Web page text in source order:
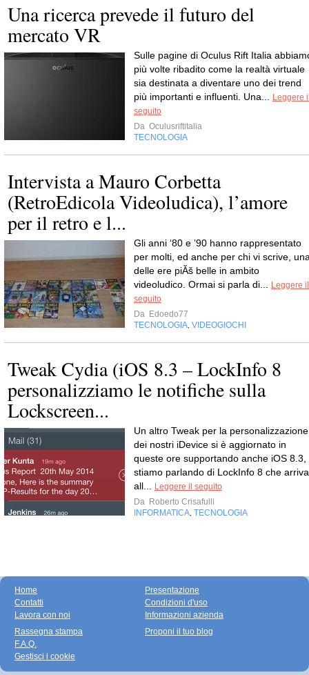
Una ricerca prevede il futuro del
mercato VR
Sulle pagine di Oculus Rift Italia
più volte ribadito come la realtà virtuale
sia destinata a diventare uno dei trend
più importanti e influenti. Una...
Leggere
seguito
Da Oculusriftitalia
TECNOLOGIA
Intervista a Mauro Corbetta
(RetroEdicola Videoludica), l’amore
per il retro e l...
Gli anni ‘80 e ’90 hanno rappresentato
per molti, ed anche per chi vi scrive,
delle ere piĂš belle in ambito
videoludico. Ormai si parla di...
Leggere il
seguito
Da Edoedo77
TECNOLOGIA VIDEOGIOCHI
Tweak Cydia (iOS 8.3 – LockInfo 8
personalizziamo le notifiche sulla
Lockscreen...
Un altro Tweak per la personalizzazione
dei nostri iDevice si è aggiornato in
queste ore supportando anche iOS 8.3,
stiamo parlando di LockInfo 8 che arriva
all...
Leggere il seguito
Da Roberto Crisafulli
INFORMATICA TECNOLOGIA
Home
Contatti
Lavora con noi
Presentazione
Condizioni d'uso
Informazioni azienda
Rassegna stampa
F.A.Q.
Gestisci i cookie
Proponi il tuo blog